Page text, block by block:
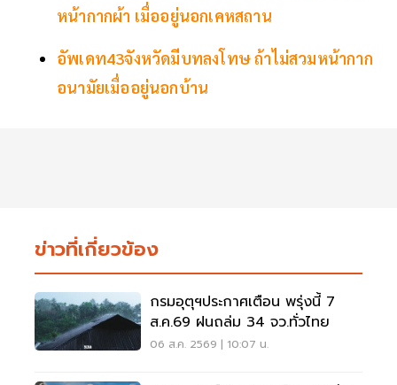
หน้ากากผ้า เมื่ออยู่นอกเคหสถาน
อัพเดท43จังหวัดมีบทลงโทษ ถ้าไม่สวมหน้ากาก
อนามัยเมื่ออยู่นอกบ้าน
ข่าวที่เกี่ยวข้อง
กรมอุตุฯประกาศเตือน พรุ่งนี้ 7
ส.ค.69 ฝนถล่ม 34 จว.ทั่วไทย
06 ส.ค. 2569 | 10:07 น.